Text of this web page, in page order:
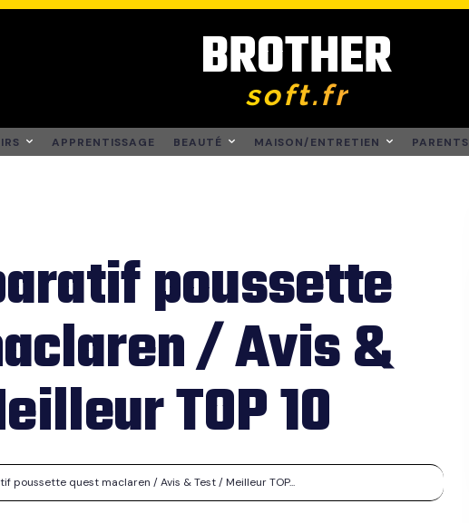
BROTHER
soft.fr
APPRENTISSAGE BEAUTÉ MAISON/ENTRETIEN PARENTS
poussette
/ Avis &
TOP 10
poussette quest maclaren / Avis & Test / Meilleur TOP...